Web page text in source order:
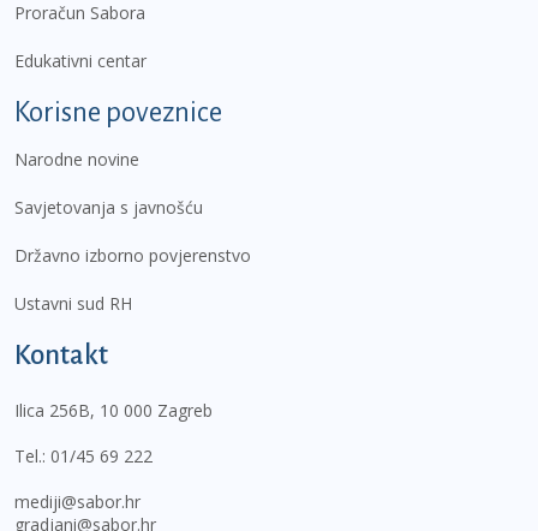
Proračun Sabora
Edukativni centar
Korisne poveznice
Narodne novine
Savjetovanja s javnošću
Državno izborno povjerenstvo
Ustavni sud RH
Kontakt
Ilica 256B, 10 000 Zagreb
Tel.: 01/45 69 222
mediji@sabor.hr
gradjani@sabor.hr